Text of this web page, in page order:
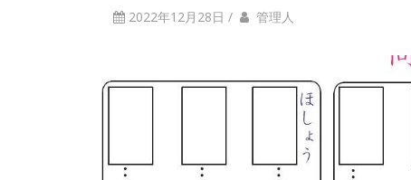
2022年12月28日 / 管理人